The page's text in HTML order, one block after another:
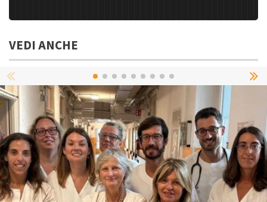
VEDI ANCHE